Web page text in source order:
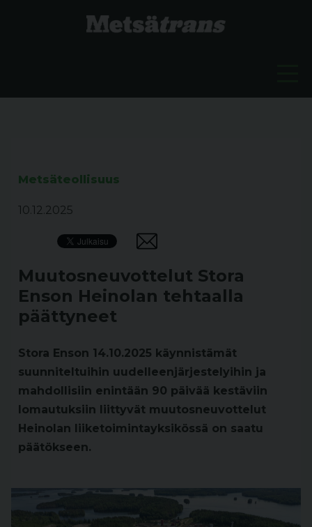
Metsäteollisuus
10.12.2025
Muutosneuvottelut Stora
Enson Heinolan tehtaalla
päättyneet
Stora Enson 14.10.2025 käynnistämät
suunniteltuihin uudelleenjärjestelyihin ja
mahdollisiin enintään 90 päivää kestäviin
lomautuksiin liittyvät muutosneuvottelut
Heinolan liiketoimintayksikössä on saatu
päätökseen.